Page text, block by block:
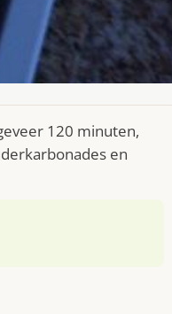
120 minuten,
en